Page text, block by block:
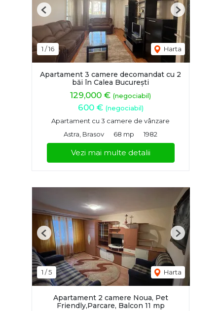
1 /16 Harta
Previous Next
Apartament 3 camere decomandat cu 2
băi în Calea București
129,000 € (negociabil)
600 € (negociabil)
Apartament cu 3 camere de vânzare
Astra, Brasov
68 mp 1982
Vezi mai multe detalii
1 /5 Harta
Previous Next
Apartament 2 camere Noua, Pet
Friendly,Parcare, Balcon 11 mp